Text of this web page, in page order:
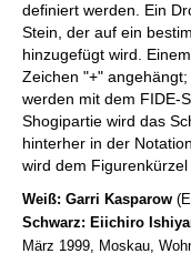
definiert werden. Ein
Stein, der auf ein
hinzugefügt wird.
Zeichen "+"
werden mit dem FIDE-
Shogipartie wird das
hinterher in der
wird dem
Weiß: Garri Kasparow
Schwarz: Eiichiro
März 1999, Moskau,